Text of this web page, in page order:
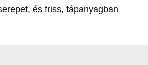
és friss, tápanyagban